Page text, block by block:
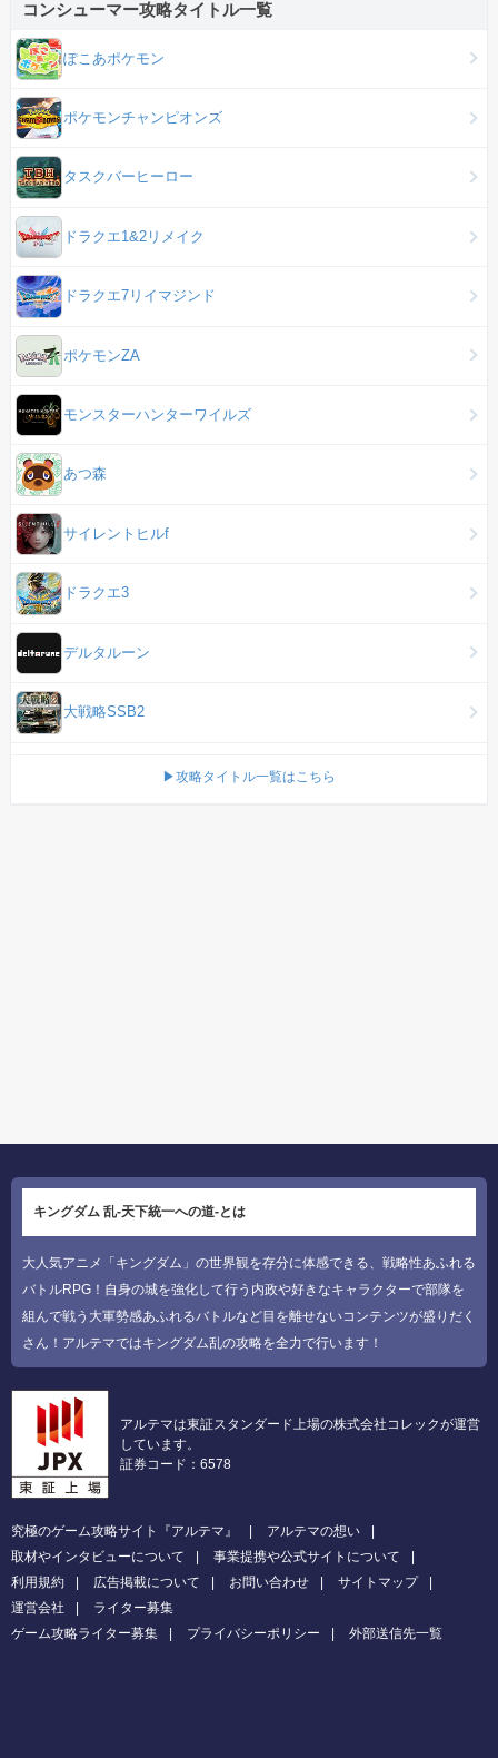
コンシューマー攻略タイトル一覧
ぽこあポケモン
ポケモンチャンピオンズ
タスクバーヒーロー
ドラクエ1&2リメイク
ドラクエ7リイマジンド
ポケモンZA
モンスターハンターワイルズ
あつ森
サイレントヒルf
ドラクエ3
デルタルーン
大戦略SSB2
▶攻略タイトル一覧はこちら
キングダム 乱-天下統一への道-とは
大人気アニメ「キングダム」の世界観を存分に体感できる、戦略性あふれる
バトルRPG！自身の城を強化して行う内政や好きなキャラクターで部隊を
組んで戦う大軍勢感あふれるバトルなど目を離せないコンテンツが盛りだく
さん！アルテマではキングダム乱の攻略を全力で行います！
アルテマは東証スタンダード上場の株式会社コレックが運営
しています。
証券コード：6578
究極のゲーム攻略サイト『アルテマ』
アルテマの想い
取材やインタビューについて
事業提携や公式サイトについて
利用規約
広告掲載について お問い合わせ
サイトマップ
運営会社
ライター募集
ゲーム攻略ライター募集
プライバシーポリシー 外部送信先一覧